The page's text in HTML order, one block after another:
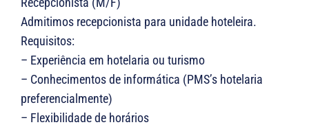
Admitimos recepcionista para unidade hoteleira.
Requisitos:
– Experiência em hotelaria ou turismo
– Conhecimentos de informática (PMS’s hotelaria
preferencialmente)
– Flexibilidade de horários